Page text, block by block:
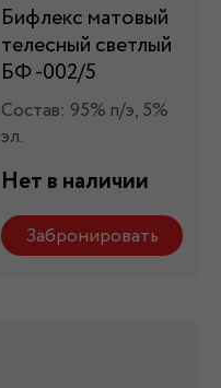
Бифлекс матовый
телесный светлый
БФ -002/5
Состав: 95% п/э, 5%
эл.
Нет в наличии
Забронировать